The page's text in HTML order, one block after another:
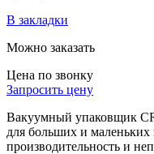
В закладки
Можно заказать
Цена по звонку
Запросить цену
Вакуумный упаковщик
для больших и маленьких
производительность и